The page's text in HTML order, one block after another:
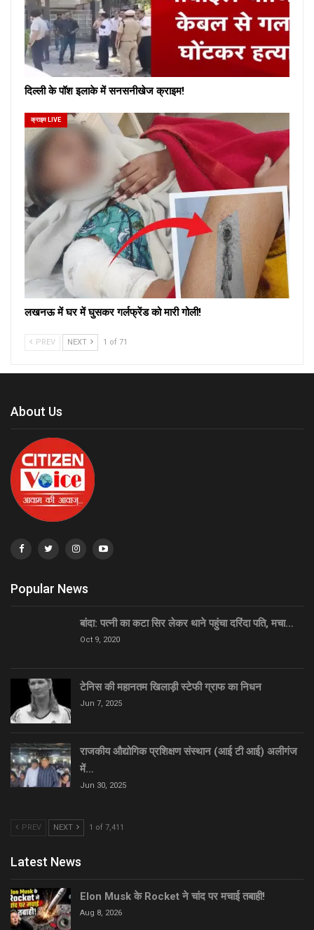
दिल्ली के पॉश इलाके में सनसनीखेज क्राइम!
क्राइम LIVE
लखनऊ में घर में घुसकर गर्लफ्रेंड को मारी गोली!
PREV NEXT 1 of 71
About Us
Popular News
बांदा: पत्नी का कटा सिर लेकर थाने पहुंचा दरिंदा पति, मचा…
Oct 9, 2020
टेनिस की महानतम खिलाड़ी स्टेफी ग्राफ का निधन
Jun 7, 2025
राजकीय औद्योगिक प्रशिक्षण संस्थान (आई टी आई) अलीगंज
में…
Jun 30, 2025
PREV NEXT 1 of 7,411
Latest News
Elon Musk के Rocket ने चांद पर मचाई तबाही!
Aug 8, 2026